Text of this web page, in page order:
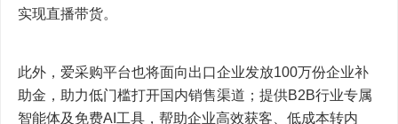
实现直播带货。
此外，爱采购平台也将面向出口企业发放100万份企业补
助金，助力低门槛打开国内销售渠道；提供B2B行业专属
智能体及免费AI工具，帮助企业高效获客、低成本转内